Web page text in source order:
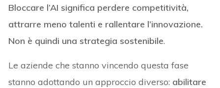
Bloccare l’AI significa perdere competitività,
attrarre meno talenti e rallentare l’innovazione.
Non è quindi una strategia sostenibile.
Le aziende che stanno vincendo questa fase
stanno adottando un approccio diverso: abilitare